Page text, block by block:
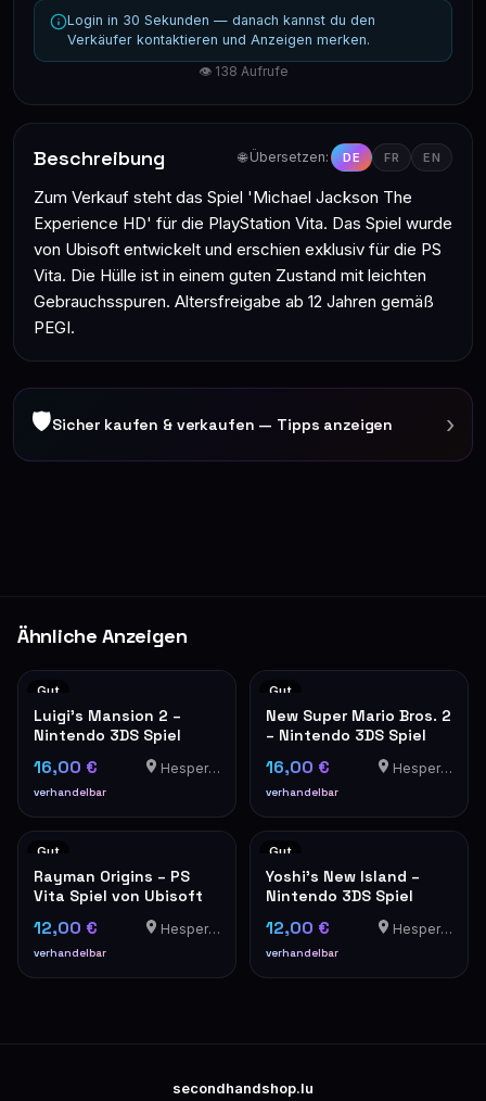
Login in 30 Sekunden — danach kannst du den
Verkäufer kontaktieren und Anzeigen merken.
👁 138 Aufrufe
Beschreibung 🌐 Übersetzen: DE FR EN
Zum Verkauf steht das Spiel 'Michael Jackson The
Experience HD' für die PlayStation Vita. Das Spiel wurde
von Ubisoft entwickelt und erschien exklusiv für die PS
Vita. Die Hülle ist in einem guten Zustand mit leichten
Gebrauchsspuren. Altersfreigabe ab 12 Jahren gemäß
PEGI.
🛡Sicher kaufen & verkaufen — Tipps anzeigen ›
Ähnliche Anzeigen
Gut
Luigi's Mansion 2 –
Nintendo 3DS Spiel
16,00 €
verhandelbar
Hesperange
Gut
New Super Mario Bros. 2
– Nintendo 3DS Spiel
16,00 €
verhandelbar
Hesperange
Gut
Rayman Origins – PS
Vita Spiel von Ubisoft
12,00 €
verhandelbar
Hesperange
Gut
Yoshi's New Island –
Nintendo 3DS Spiel
12,00 €
verhandelbar
Hesperange
secondhandshop.lu